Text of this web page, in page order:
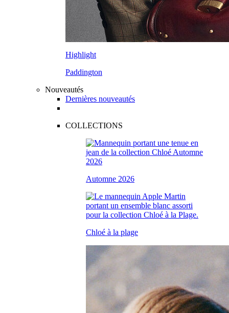
Highlight
Paddington
Nouveautés
Dernières nouveautés
COLLECTIONS
Automne 2026
Chloé à la plage